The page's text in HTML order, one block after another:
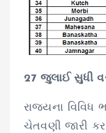
27 જુલાઈ સુધી
રાજ્યના વિવિધ
ચેતવણી જારી